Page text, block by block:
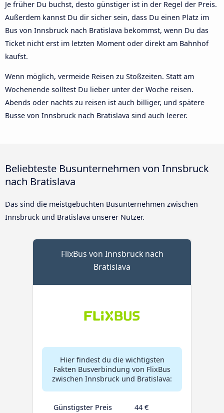
Je früher Du buchst, desto günstiger ist in der Regel der Preis.
Außerdem kannst Du dir sicher sein, dass Du einen Platz im
Bus von Innsbruck nach Bratislava bekommst, wenn Du das
Ticket nicht erst im letzten Moment oder direkt am Bahnhof
kaufst.
Wenn möglich, vermeide Reisen zu Stoßzeiten. Statt am
Wochenende solltest Du lieber unter der Woche reisen.
Abends oder nachts zu reisen ist auch billiger, und spätere
Busse von Innsbruck nach Bratislava sind auch leerer.
Beliebteste Busunternehmen von Innsbruck
nach Bratislava
Das sind die meistgebuchten Busunternehmen zwischen
Innsbruck und Bratislava unserer Nutzer.
FlixBus von Innsbruck nach
Bratislava
Hier findest du die wichtigsten
Fakten Busverbindung von FlixBus
zwischen Innsbruck und Bratislava:
Günstigster Preis
44 €